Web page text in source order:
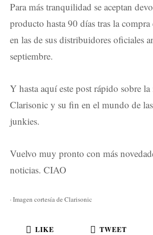
Para más tranquilidad se aceptan
producto hasta 90 días tras la
en las de sus distribuidores oficiales
septiembre.
Y hasta aquí este post rápido sobre
Clarisonic y su fin en el mundo de
junkies.
Vuelvo muy pronto con más
noticias. CIAO
· Imagen cortesía de Clarisonic
LIKE TWEET